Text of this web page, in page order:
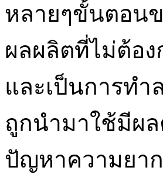
หลายๆขั้นตอน
ผลผลิตที่ไม่ต้อง
และเป็นการทำ
ถูกนำมาใช้มีผ
ปัญหาความยา